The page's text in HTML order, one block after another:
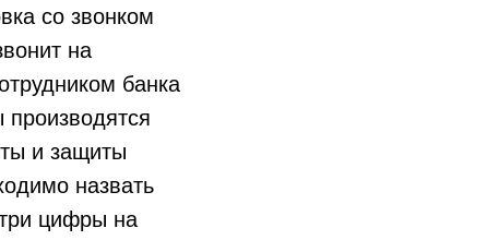
со звонком
на
банка
и защиты
назвать
цифры на